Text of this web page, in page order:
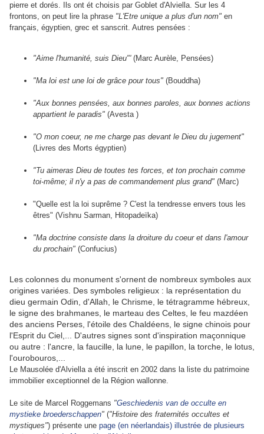
pierre et dorés. Ils ont ét choisis par Goblet d'Alviella. Sur les 4
frontons, on peut lire la phrase "L'Etre unique a plus d'un nom" en
français, égyptien, grec et sanscrit. Autres pensées :
"Aime l'humanité, suis Dieu"'(Marc Aurèle, Pensées)
"Ma loi est une loi de grâce pour tous" (Bouddha)
"Aux bonnes pensées, aux bonnes paroles, aux bonnes actions
appartient le paradis" (Avesta )
"O mon coeur, ne me charge pas devant le Dieu du jugement"
(Livres des Morts égyptien)
"Tu aimeras Dieu de toutes tes forces, et ton prochain comme
toi-même; il n'y a pas de commandement plus grand" (Marc)
"Quelle est la loi suprême ? C'est la tendresse envers tous les
êtres" (Vishnu Sarman, Hitopadeïka)
"Ma doctrine consiste dans la droiture du coeur et dans l'amour
du prochain" (Confucius)
Les colonnes du monument s'ornent de nombreux symboles aux
origines variées. Des symboles religieux : la représentation du
dieu germain Odin, d'Allah, le Chrisme, le tétragramme hébreux,
le signe des brahmanes, le marteau des Celtes, le feu mazdéen
des anciens Perses, l'étoile des Chaldéens, le signe chinois pour
l'Esprit du Ciel,... D'autres signes sont d'inspiration maçonnique
ou autre : l'ancre, la faucille, la lune, le papillon, la torche, le lotus,
l'ourobouros,...
Le Mausolée d'Alviella a été inscrit en 2002 dans la liste du patrimoine
immobilier exceptionnel de la Région wallonne.
Le site de Marcel Roggemans "Geschiedenis van de occulte en
mystieke broederschappen" ("Histoire des fraternités occultes et
mystiques") présente une page (en néerlandais) illustrée de plusieurs